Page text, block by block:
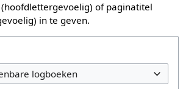
of paginatitel
in te geven.
logboeken